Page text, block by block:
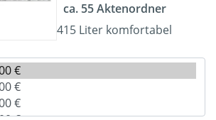
ca. 55 Aktenordner
415 Liter komfortabel